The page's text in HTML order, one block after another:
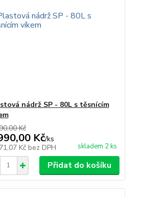
nádrž SP - 80L s těsnícím
Kč
Kč/ks
Kč bez DPH skladem 2 ks
Přidat do košíku